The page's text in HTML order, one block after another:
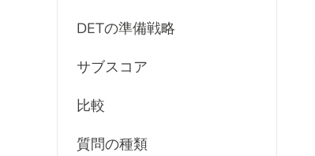
DETの準備戦略
サブスコア
比較
質問の種類